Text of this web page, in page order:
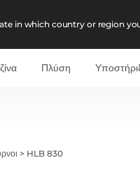
in which country or region
Πλύση
> HLB 830